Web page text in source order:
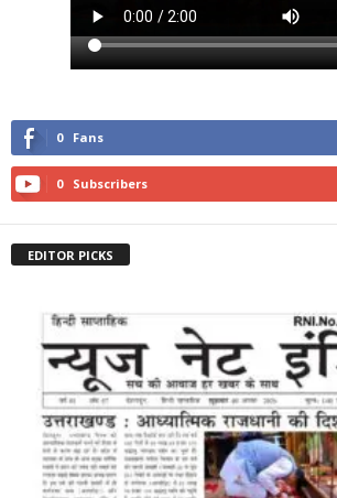
0 Fans
0 Subscribers
EDITOR PICKS